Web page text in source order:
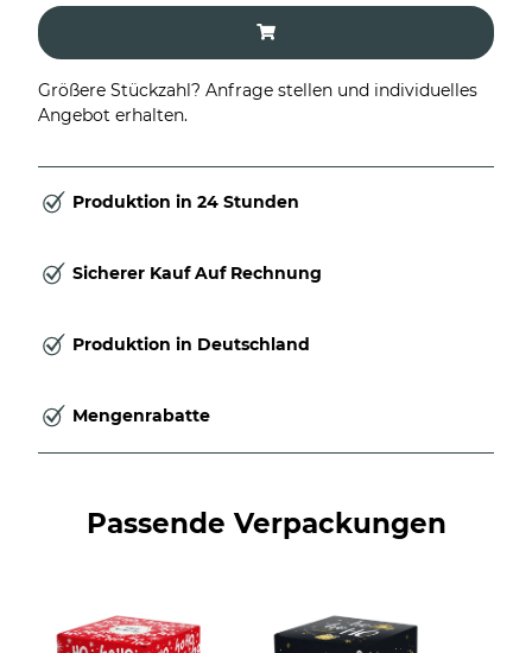
Größere Stückzahl? Anfrage stellen und individuelles
Angebot erhalten.
Produktion in 24 Stunden
Sicherer Kauf Auf Rechnung
Produktion in Deutschland
Mengenrabatte
Passende Verpackungen